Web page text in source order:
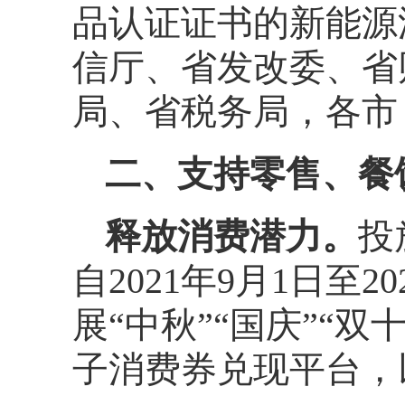
品认证证书的新能
信厅、省发改委、
局、省税务局，各
二、支持零售、餐
释放消费潜力。 投
自2021年9月1日至
展“中秋”“国庆”“双
子消费券兑现平台